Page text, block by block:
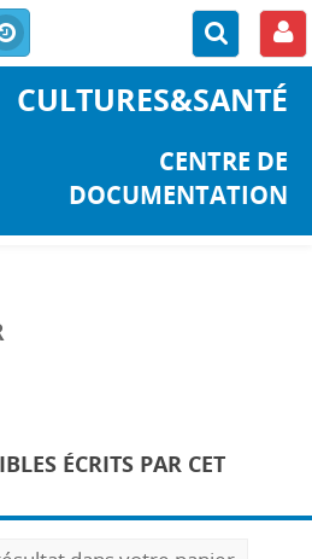
CULTURES&SANTÉ
CENTRE DE
DOCUMENTATION
ÉCRITS PAR CET